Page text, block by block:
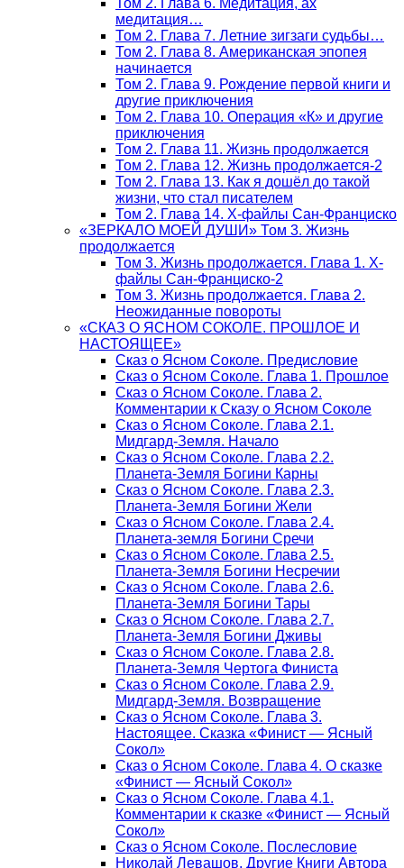
Том 2. Глава 6. Медитация, ах
медитация…
Том 2. Глава 7. Летние зигзаги судьбы…
Том 2. Глава 8. Американская эпопея
начинается
Том 2. Глава 9. Рождение первой книги и
другие приключения
Том 2. Глава 10. Операция «К» и другие
приключения
Том 2. Глава 11. Жизнь продолжается
Том 2. Глава 12. Жизнь продолжается-2
Том 2. Глава 13. Как я дошёл до такой
жизни, что стал писателем
Том 2. Глава 14. Х-файлы Сан-Франциско
«ЗЕРКАЛО МОЕЙ ДУШИ» Том 3. Жизнь
продолжается
Том 3. Жизнь продолжается. Глава 1. Х-
файлы Сан-Франциско-2
Том 3. Жизнь продолжается. Глава 2.
Неожиданные повороты
«СКАЗ О ЯСНОМ СОКОЛЕ. ПРОШЛОЕ И
НАСТОЯЩЕЕ»
Сказ о Ясном Соколе. Предисловие
Сказ о Ясном Соколе. Глава 1. Прошлое
Сказ о Ясном Соколе. Глава 2.
Комментарии к Сказу о Ясном Соколе
Сказ о Ясном Соколе. Глава 2.1.
Мидгард-Земля. Начало
Сказ о Ясном Соколе. Глава 2.2.
Планета-Земля Богини Карны
Сказ о Ясном Соколе. Глава 2.3.
Планета-Земля Богини Жели
Сказ о Ясном Соколе. Глава 2.4.
Планета-земля Богини Сречи
Сказ о Ясном Соколе. Глава 2.5.
Планета-Земля Богини Несречии
Сказ о Ясном Соколе. Глава 2.6.
Планета-Земля Богини Тары
Сказ о Ясном Соколе. Глава 2.7.
Планета-Земля Богини Дживы
Сказ о Ясном Соколе. Глава 2.8.
Планета-Земля Чертога Финиста
Сказ о Ясном Соколе. Глава 2.9.
Мидгард-Земля. Возвращение
Сказ о Ясном Соколе. Глава 3.
Настоящее. Сказка «Финист — Ясный
Сокол»
Сказ о Ясном Соколе. Глава 4. О сказке
«Финист — Ясный Сокол»
Сказ о Ясном Соколе. Глава 4.1.
Комментарии к сказке «Финист — Ясный
Сокол»
Сказ о Ясном Соколе. Послесловие
Николай Левашов. Другие Книги Автора